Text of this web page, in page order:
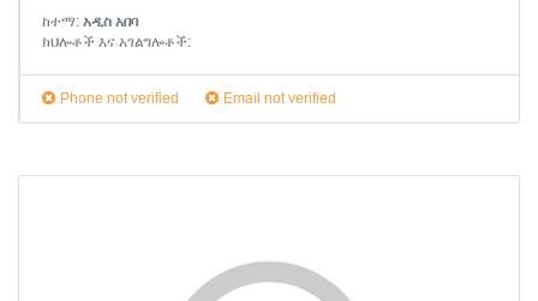
ከተማ: አዲስ አበባ
ክህሎቶች እና አገልግሎቶች:
Phone not verified Email not verified